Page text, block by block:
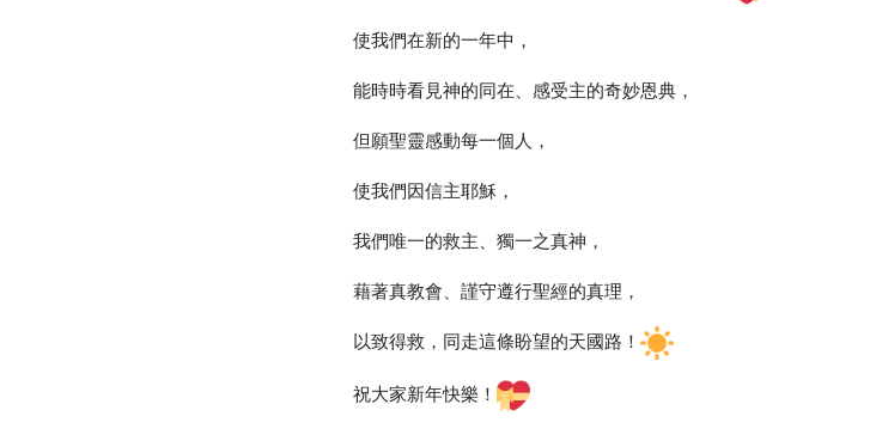
使我們在新的一年中，
能時時看見神的同在、感受主的奇妙恩典，
但願聖靈感動每一個人，
使我們因信主耶穌，
我們唯一的救主、獨一之真神，
藉著真教會、謹守遵行聖經的真理，
以致得救，同走這條盼望的天國路！
祝大家新年快樂！